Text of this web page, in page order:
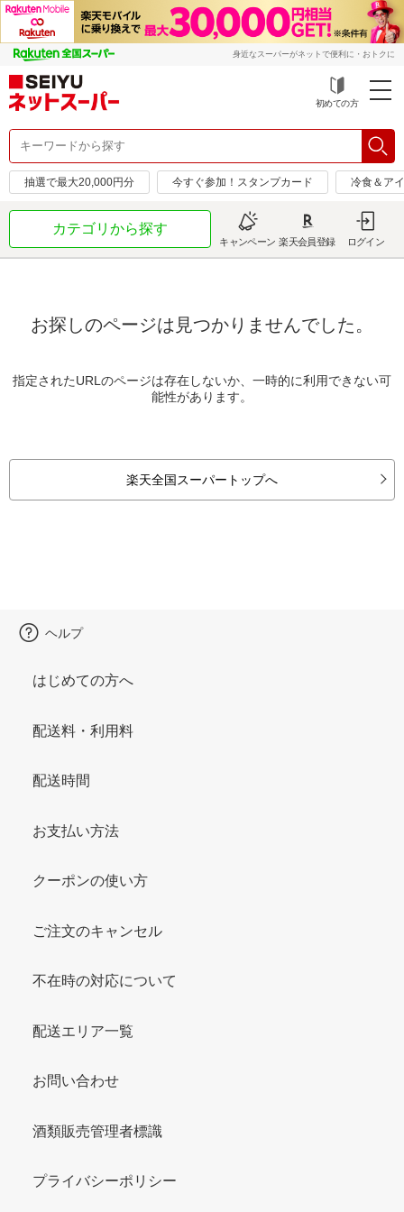
身近なスーパーがネットで便利に・おトクに
初めての方
抽選で最大20,000円分 今すぐ参加！スタンプカード 冷食＆ア
カテゴリから探す
キャンペーン 楽天会員登録 ログイン
お探しのページは見つかりませんでした。
指定されたURLのページは存在しないか、一時的に利用できない可
能性があります。
楽天全国スーパートップへ
ヘルプ
はじめての方へ
配送料・利用料
配送時間
お支払い方法
クーポンの使い方
ご注文のキャンセル
不在時の対応について
配送エリア一覧
お問い合わせ
酒類販売管理者標識
プライバシーポリシー